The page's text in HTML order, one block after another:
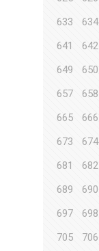
633
634
641
642
649
650
657
658
665
666
673
674
681
682
689
690
697
698
705
706